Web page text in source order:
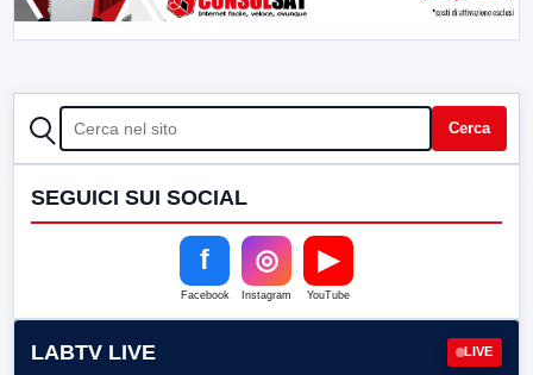
CERCA Cerca
SEGUICI SUI SOCIAL
f
Facebook
◎
Instagram
▶
YouTube
LABTV LIVE LIVE